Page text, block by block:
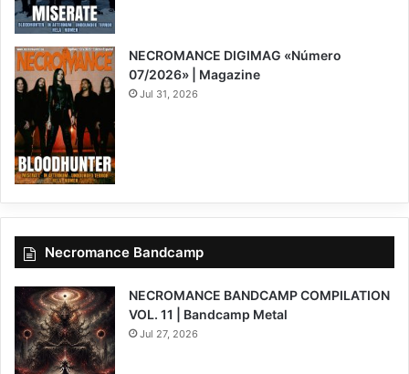
NECROMANCE DIGIMAG «Número
07/2026» | Magazine
Jul 31, 2026
Necromance Bandcamp
NECROMANCE BANDCAMP COMPILATION
VOL. 11 | Bandcamp Metal
Jul 27, 2026